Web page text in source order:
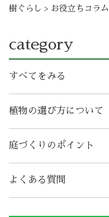
樹ぐらし > お役立ちコラム
category
すべてをみる
植物の選び方について
庭づくりのポイント
よくある質問